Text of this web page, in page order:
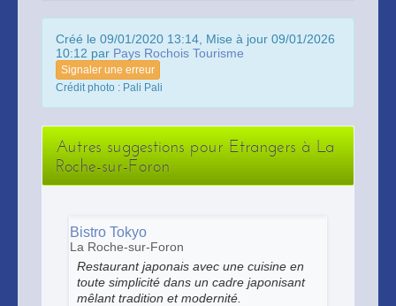
Créé le 09/01/2020 13:14, Mise à jour 09/01/2026
10:12 par Pays Rochois Tourisme
Signaler une erreur
Crédit photo : Pali Pali
Autres suggestions pour Etrangers à La
Roche-sur-Foron
Bistro Tokyo
La Roche-sur-Foron
Restaurant japonais avec une cuisine en
toute simplicité dans un cadre japonisant
mêlant tradition et modernité.